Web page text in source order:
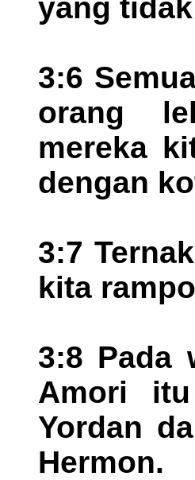
yang
3:6
orang
mereka
dengan
3:7
kita
3:8 Pada
Amori
Yordan
Hermon.